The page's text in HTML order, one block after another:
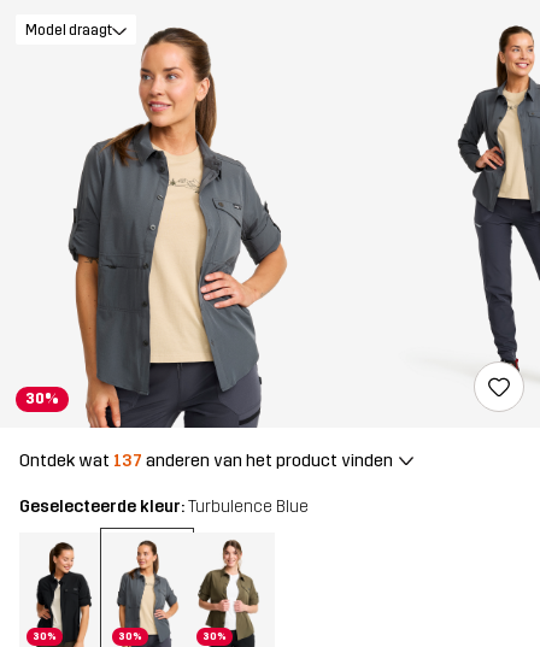
30%
Model draagt
Ontdek wat 137 anderen van het product vinden
Geselecteerde kleur:Turbulence Blue
30% 30% 30%